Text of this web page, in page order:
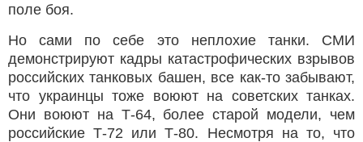
поле боя.
Но сами по себе это неплохие танки. СМИ
демонстрируют кадры катастрофических взрывов
российских танковых башен, все как-то забывают,
что украинцы тоже воюют на советских танках.
Они воюют на Т-64, более старой модели, чем
российские Т-72 или Т-80. Несмотря на то, что